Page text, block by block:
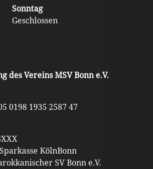
Sonntag
Geschlossen
des Vereins MSV Bonn e.V.
0198 1935 2587 47
KölnBonn
SV Bonn e.V.